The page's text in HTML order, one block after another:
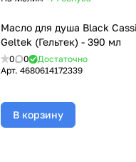
Масло для душа Black
Geltek (Гельтек) - 390 мл
0 0
Достаточно
Арт. 4680614172339
В корзину